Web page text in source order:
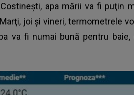
apa mării va fi puţin
joi şi vineri, termometrele
va fi numai bună pentru baie,